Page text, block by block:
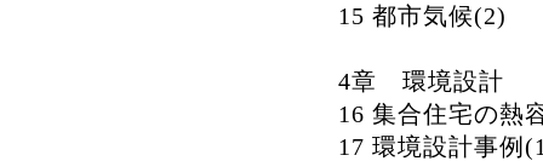
15 都市気候(2)
4章 環境設計
16 集合住宅の熱
17 環境設計事例